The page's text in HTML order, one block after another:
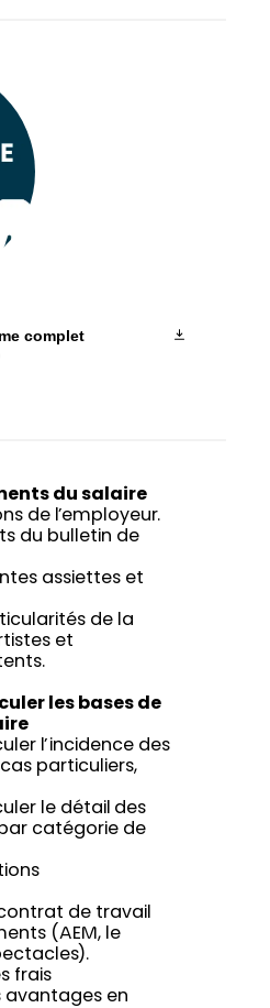
complet
du salaire
de l’employeur.
du bulletin de
assiettes et
de la
et
les bases de
l’incidence des
particuliers,
le détail des
catégorie de
de travail
(AEM, le
frais
avantages en